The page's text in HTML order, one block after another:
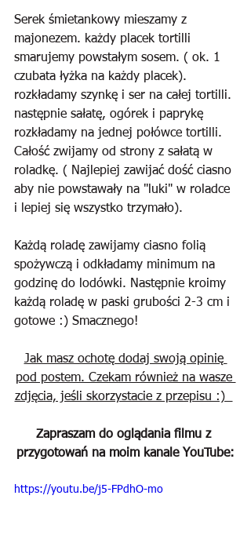
Serek śmietankowy mieszamy z
majonezem. każdy placek tortilli
smarujemy powstałym sosem. ( ok. 1
czubata łyżka na każdy placek).
rozkładamy szynkę i ser na całej tortilli.
następnie sałatę, ogórek i paprykę
rozkładamy na jednej połówce tortilli.
Całość zwijamy od strony z sałatą w
roladkę. ( Najlepiej zawijać dość ciasno
aby nie powstawały na "luki" w roladce
i lepiej się wszystko trzymało).
Każdą roladę zawijamy ciasno folią
spożywczą i odkładamy minimum na
godzinę do lodówki. Następnie kroimy
każdą roladę w paski grubości 2-3 cm i
gotowe :) Smacznego!
Jak masz ochotę dodaj swoją opinię
pod postem. Czekam również na wasze
zdjęcia, jeśli skorzystacie z przepisu :)
Zapraszam do oglądania filmu z
przygotowań na moim kanale YouTube:
https://youtu.be/j5-FPdhO-mo